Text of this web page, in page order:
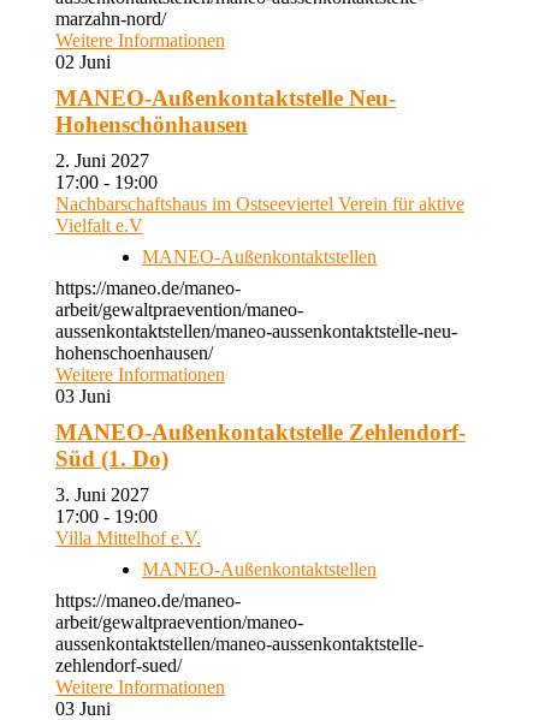
marzahn-nord/
Weitere Informationen
02 Juni
MANEO-Außenkontaktstelle Neu-
Hohenschönhausen
2. Juni 2027
17:00 - 19:00
Nachbarschaftshaus im Ostseeviertel Verein für aktive
Vielfalt e.V
MANEO-Außenkontaktstellen
https://maneo.de/maneo-
arbeit/gewaltpraevention/maneo-
aussenkontaktstellen/maneo-aussenkontaktstelle-neu-
hohenschoenhausen/
Weitere Informationen
03 Juni
MANEO-Außenkontaktstelle Zehlendorf-
Süd (1. Do)
3. Juni 2027
17:00 - 19:00
Villa Mittelhof e.V.
MANEO-Außenkontaktstellen
https://maneo.de/maneo-
arbeit/gewaltpraevention/maneo-
aussenkontaktstellen/maneo-aussenkontaktstelle-
zehlendorf-sued/
Weitere Informationen
03 Juni